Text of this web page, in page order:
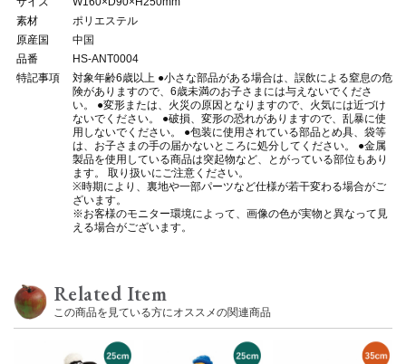
素材
ポリエステル
原産国
中国
品番
HS-ANT0004
特記事項
対象年齢6歳以上 ●小さな部品がある場合は、誤飲による窒息の危
険がありますので、6歳未満のお子さまには与えないでくださ
い。 ●変形または、火災の原因となりますので、火気には近づけ
ないでください。 ●破損、変形の恐れがありますので、乱暴に使
用しないでください。 ●包装に使用されている部品とめ具、袋等
は、お子さまの手の届かないところに処分してください。 ●金属
製品を使用している商品は突起物など、とがっている部位もあり
ます。 取り扱いにご注意ください。
※時期により、裏地や一部パーツなど仕様が若干変わる場合がご
ざいます。
※お客様のモニター環境によって、画像の色が実物と異なって見
える場合がございます。
Related Item
この商品を見ている方にオススメの関連商品